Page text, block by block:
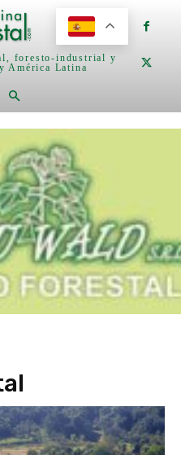
foresto-industrial y
América Latina